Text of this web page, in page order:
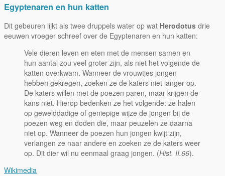
Egyptenaren en hun katten
Dit gebeuren lijkt als twee druppels water op wat Herodotus drie
eeuwen vroeger schreef over de Egyptenaren en hun katten:
Vele dieren leven en eten met de mensen samen en
hun aantal zou veel groter zijn, als niet het volgende de
katten overkwam. Wanneer de vrouwtjes jongen
hebben gekregen, zoeken ze de katers niet langer op.
De katers willen met de poezen paren, maar krijgen de
kans niet. Hierop bedenken ze het volgende: ze halen
op gewelddadige of geniepige wijze de jongen bij de
poezen weg en doden die, maar peuzelen ze daarna
niet op. Wanneer de poezen hun jongen kwijt zijn,
verlangen ze naar andere en zoeken ze de katers weer
op. Dit dier wil nu eenmaal graag jongen. (Hist. II.66).
Wikimedia